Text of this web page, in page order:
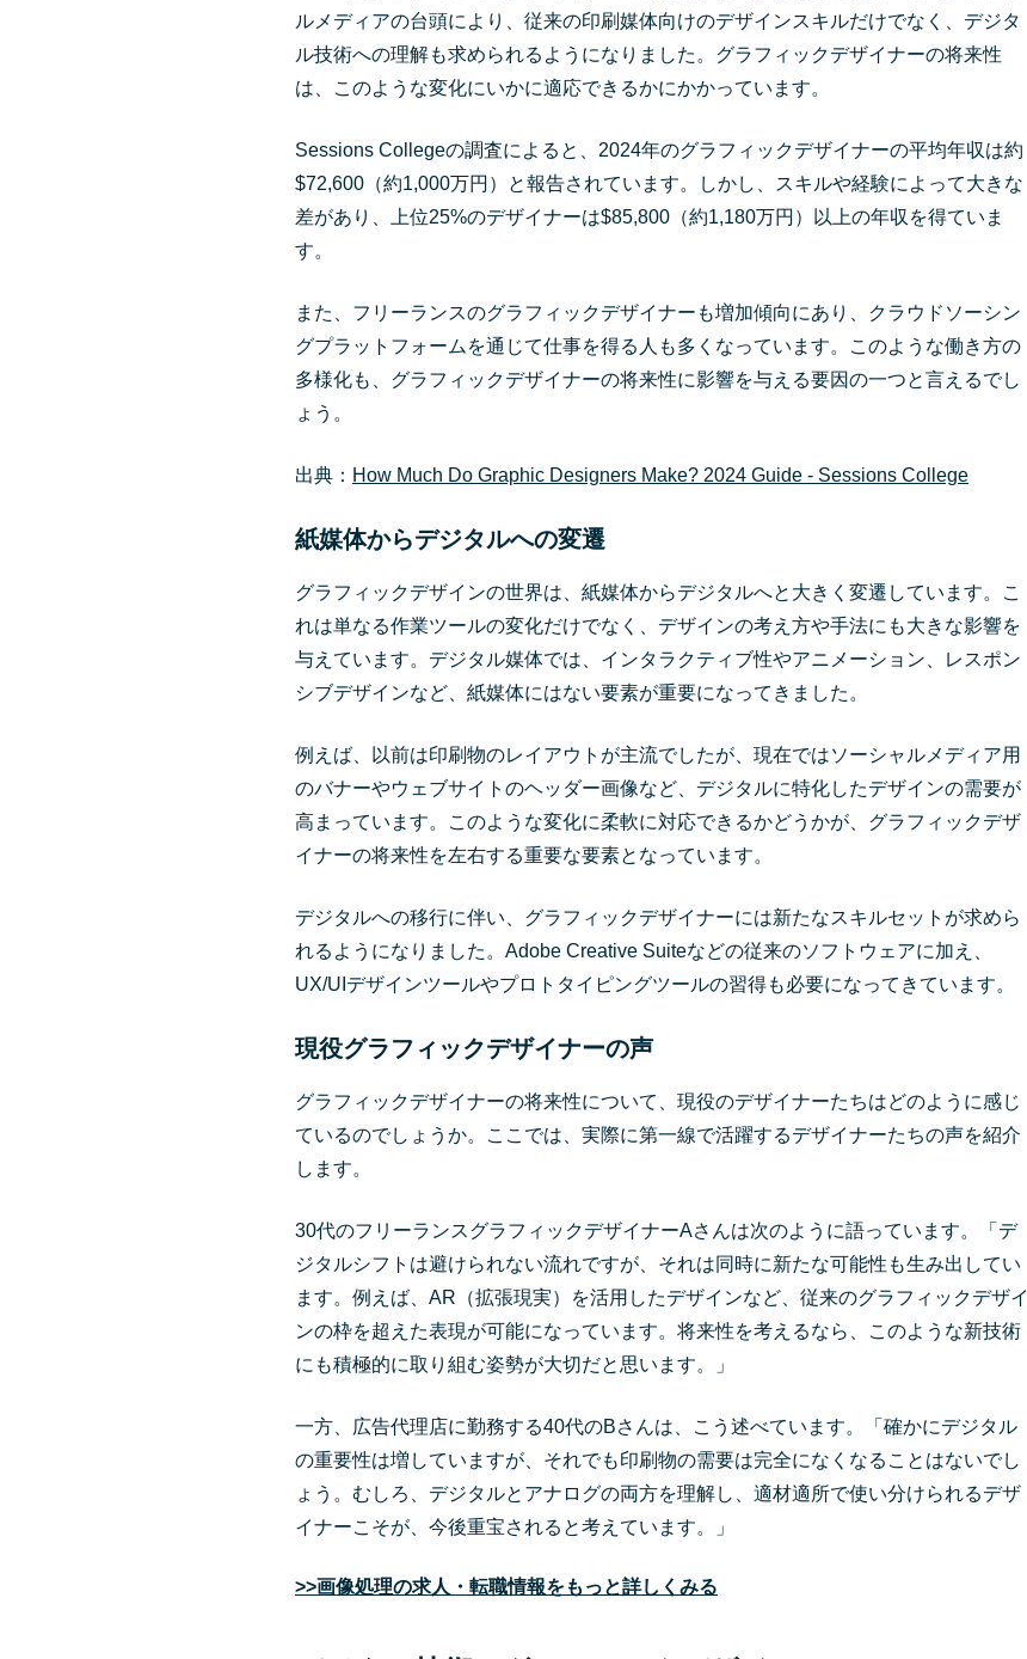
ルメディアの台頭により、従来の印刷媒体向けのデザインスキルだけでなく、デジタ
ル技術への理解も求められるようになりました。グラフィックデザイナーの将来性
は、このような変化にいかに適応できるかにかかっています。
Sessions Collegeの調査によると、2024年のグラフィックデザイナーの平均年収は約
$72,600（約1,000万円）と報告されています。しかし、スキルや経験によって大きな
差があり、上位25%のデザイナーは$85,800（約1,180万円）以上の年収を得ていま
す。
また、フリーランスのグラフィックデザイナーも増加傾向にあり、クラウドソーシン
グプラットフォームを通じて仕事を得る人も多くなっています。このような働き方の
多様化も、グラフィックデザイナーの将来性に影響を与える要因の一つと言えるでし
ょう。
出典： How Much Do Graphic Designers Make? 2024 Guide - Sessions College
紙媒体からデジタルへの変遷
グラフィックデザインの世界は、紙媒体からデジタルへと大きく変遷しています。こ
れは単なる作業ツールの変化だけでなく、デザインの考え方や手法にも大きな影響を
与えています。デジタル媒体では、インタラクティブ性やアニメーション、レスポン
シブデザインなど、紙媒体にはない要素が重要になってきました。
例えば、以前は印刷物のレイアウトが主流でしたが、現在ではソーシャルメディア用
のバナーやウェブサイトのヘッダー画像など、デジタルに特化したデザインの需要が
高まっています。このような変化に柔軟に対応できるかどうかが、グラフィックデザ
イナーの将来性を左右する重要な要素となっています。
デジタルへの移行に伴い、グラフィックデザイナーには新たなスキルセットが求めら
れるようになりました。Adobe Creative Suiteなどの従来のソフトウェアに加え、
UX/UIデザインツールやプロトタイピングツールの習得も必要になってきています。
現役グラフィックデザイナーの声
グラフィックデザイナーの将来性について、現役のデザイナーたちはどのように感じ
ているのでしょうか。ここでは、実際に第一線で活躍するデザイナーたちの声を紹介
します。
30代のフリーランスグラフィックデザイナーAさんは次のように語っています。「デ
ジタルシフトは避けられない流れですが、それは同時に新たな可能性も生み出してい
ます。例えば、AR（拡張現実）を活用したデザインなど、従来のグラフィックデザイ
ンの枠を超えた表現が可能になっています。将来性を考えるなら、このような新技術
にも積極的に取り組む姿勢が大切だと思います。」
一方、広告代理店に勤務する40代のBさんは、こう述べています。「確かにデジタル
の重要性は増していますが、それでも印刷物の需要は完全になくなることはないでし
ょう。むしろ、デジタルとアナログの両方を理解し、適材適所で使い分けられるデザ
イナーこそが、今後重宝されると考えています。」
>>画像処理の求人・転職情報をもっと詳しくみる